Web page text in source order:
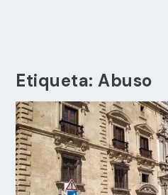
Etiqueta:Abuso